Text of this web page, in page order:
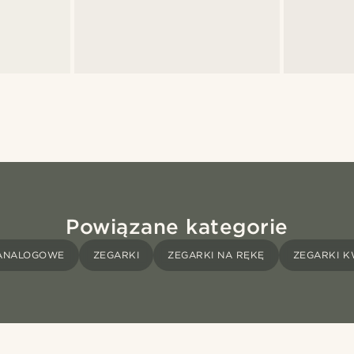
Powiązane kategorie
ZEGARKI ZEGARKI NA RĘKĘ ZEGARKI